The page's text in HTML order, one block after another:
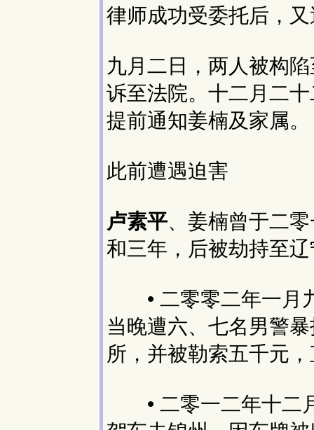
律师成功受委托后，
九月二日，两人被构
诉至法院。十二月二
提前通知姜楠及家属。
此前遭遇迫害
卢素平、姜楠曾于二
和三年，后被劫持至
• 二零零二年一月
当晚遭六、七名男警
所，并被勒索五千元
• 二零一二年十二